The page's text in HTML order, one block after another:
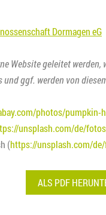
Dormagen eG
Website geleitet
ggf. werden von
photos/pumpkin-
unsplash.com/de/
(https://unsplash.com/
ALS PDF